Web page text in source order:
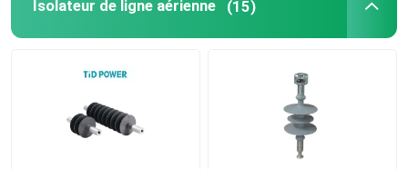
Rameau en fibre de verre époxy
D'une épaisseur n'excédant pas 1 mm
Isolateur de ligne aérienne (15)